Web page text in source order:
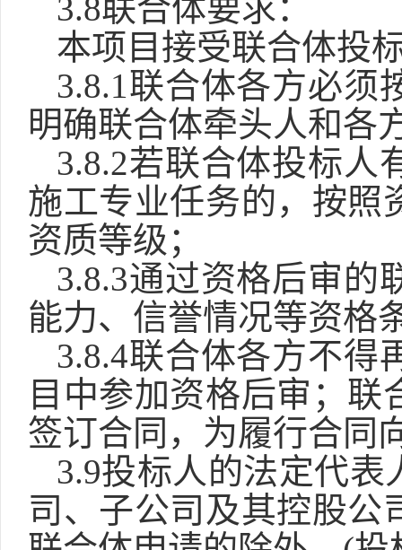
3.8联合体要求：
本项目接受联合体投
3.8.1联合体各方必须
明确联合体牵头人和各
3.8.2若联合体投标人
施工专业任务的，按照
资质等级；
3.8.3通过资格后审的
能力、信誉情况等资格
3.8.4联合体各方不得
目中参加资格后审；
签订合同，为履行合同
3.9投标人的法定代表
司、子公司及其控股公